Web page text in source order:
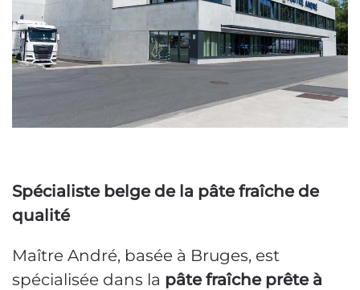
Spécialiste belge de la pâte fraîche de
qualité
Maître André, basée à Bruges, est
spécialisée dans la pâte fraîche prête à